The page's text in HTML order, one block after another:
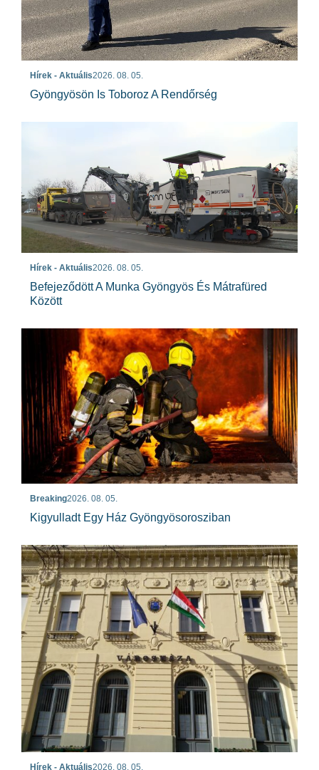
Hírek - Aktuális2026. 08. 05.
Gyöngyösön Is Toboroz A Rendőrség
Hírek - Aktuális2026. 08. 05.
Befejeződött A Munka Gyöngyös És Mátrafüred
Között
Breaking2026. 08. 05.
Kigyulladt Egy Ház Gyöngyösorosziban
Hírek - Aktuális2026. 08. 05.